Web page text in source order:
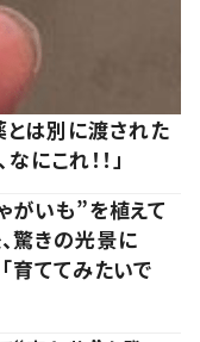
は別に渡された
にこれ！！」
がいも”を植えて
驚きの光景に
育ててみたいで